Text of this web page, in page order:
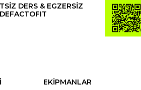
DERS & EGZERSİZ
EKİPMANLAR